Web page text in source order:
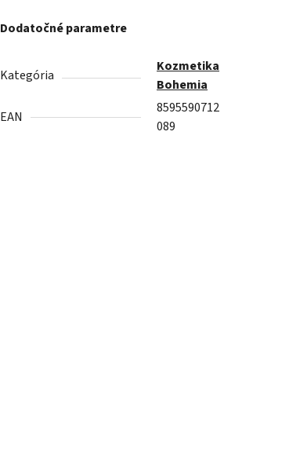
Dodatočné parametre
Kategória
Kozmetika
Bohemia
EAN
8595590712
089